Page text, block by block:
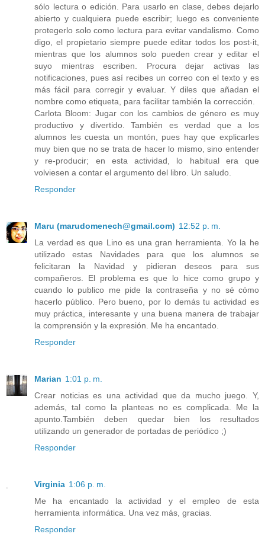
sólo lectura o edición. Para usarlo en clase, debes dejarlo
abierto y cualquiera puede escribir; luego es conveniente
protegerlo solo como lectura para evitar vandalismo. Como
digo, el propietario siempre puede editar todos los post-it,
mientras que los alumnos solo pueden crear y editar el
suyo mientras escriben. Procura dejar activas las
notificaciones, pues así recibes un correo con el texto y es
más fácil para corregir y evaluar. Y diles que añadan el
nombre como etiqueta, para facilitar también la corrección.
Carlota Bloom: Jugar con los cambios de género es muy
productivo y divertido. También es verdad que a los
alumnos les cuesta un montón, pues hay que explicarles
muy bien que no se trata de hacer lo mismo, sino entender
y re-producir; en esta actividad, lo habitual era que
volviesen a contar el argumento del libro. Un saludo.
Responder
Maru (marudomenech@gmail.com) 12:52 p. m.
La verdad es que Lino es una gran herramienta. Yo la he
utilizado estas Navidades para que los alumnos se
felicitaran la Navidad y pidieran deseos para sus
compañeros. El problema es que lo hice como grupo y
cuando lo publico me pide la contraseña y no sé cómo
hacerlo público. Pero bueno, por lo demás tu actividad es
muy práctica, interesante y una buena manera de trabajar
la comprensión y la expresión. Me ha encantado.
Responder
Marian 1:01 p. m.
Crear noticias es una actividad que da mucho juego. Y,
además, tal como la planteas no es complicada. Me la
apunto.También deben quedar bien los resultados
utilizando un generador de portadas de periódico ;)
Responder
Virginia 1:06 p. m.
Me ha encantado la actividad y el empleo de esta
herramienta informática. Una vez más, gracias.
Responder